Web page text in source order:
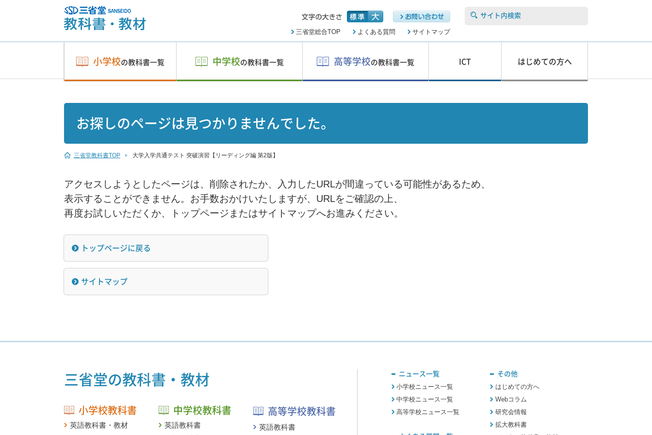
サイト内検索
三省堂総合TOP よくある質問 サイトマップ
小学校の教科書一覧 中学校の教科書一覧 高等学校の教科書一覧 ICT はじめての方へ
お探しのページは見つかりませんでした。
三省堂教科書TOP 大学入学共通テスト 突破演習【リーディング編 第2版】
アクセスしようとしたページは、削除されたか、入力したURLが間違っている可能性があるため、
表示することができません。お手数おかけいたしますが、URLをご確認の上、
再度お試しいただくか、トップページまたはサイトマップへお進みください。
トップページに戻る
サイトマップ
三省堂の教科書・教材
小学校教科書
英語教科書・教材
中学校教科書
英語教科書
高等学校教科書
英語教科書
その他
はじめての方へ
Webコラム
研究会情報
拡大教科書
ニュース一覧
小学校ニュース一覧
中学校ニュース一覧
高等学校ニュース一覧